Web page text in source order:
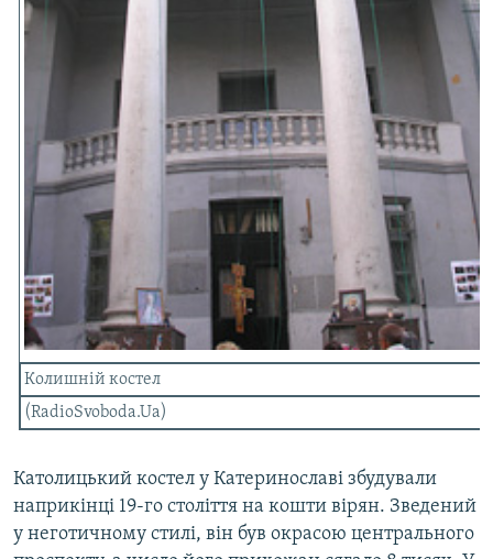
Усі сайти RFE/RL
Колишній костел
(RadioSvoboda.Ua)
Католицький костел у Катеринославі збудували
наприкінці 19-го століття на кошти вірян. Зведений
у неготичному стилі, він був окрасою центрального